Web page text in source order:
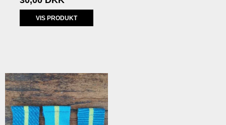
VIS PRODUKT